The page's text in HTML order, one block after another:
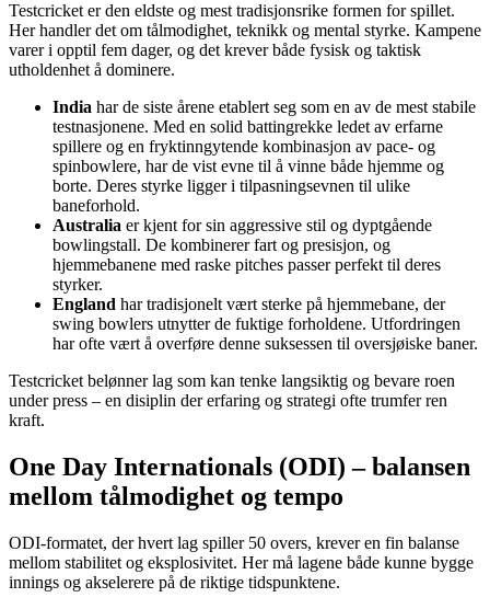
Testcricket er den eldste og mest tradisjonsrike formen for spillet.
Her handler det om tålmodighet, teknikk og mental styrke. Kampene
varer i opptil fem dager, og det krever både fysisk og taktisk
utholdenhet å dominere.
India har de siste årene etablert seg som en av de mest stabile
testnasjonene. Med en solid battingrekke ledet av erfarne
spillere og en fryktinngytende kombinasjon av pace- og
spinbowlere, har de vist evne til å vinne både hjemme og
borte. Deres styrke ligger i tilpasningsevnen til ulike
baneforhold.
Australia er kjent for sin aggressive stil og dyptgående
bowlingstall. De kombinerer fart og presisjon, og
hjemmebanene med raske pitches passer perfekt til deres
styrker.
England har tradisjonelt vært sterke på hjemmebane, der
swing bowlers utnytter de fuktige forholdene. Utfordringen
har ofte vært å overføre denne suksessen til oversjøiske baner.
Testcricket belønner lag som kan tenke langsiktig og bevare roen
under press – en disiplin der erfaring og strategi ofte trumfer ren
kraft.
One Day Internationals (ODI) – balansen
mellom tålmodighet og tempo
ODI-formatet, der hvert lag spiller 50 overs, krever en fin balanse
mellom stabilitet og eksplosivitet. Her må lagene både kunne bygge
innings og akselerere på de riktige tidspunktene.